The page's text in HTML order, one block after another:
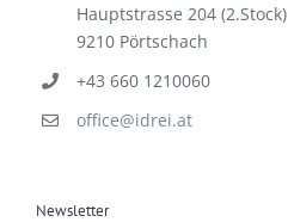
Hauptstrasse 204 (2.Stock)
9210 Pörtschach
+43 660 1210060
office@idrei.at
Newsletter